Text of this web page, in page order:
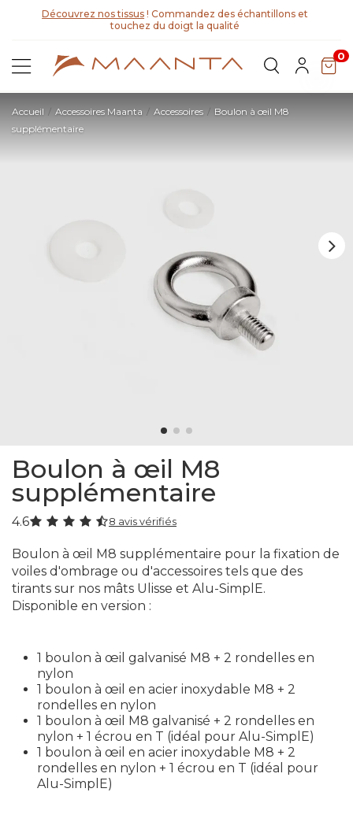
Découvrez nos tissus ! Commandez des échantillons et
touchez du doigt la qualité
0
Accueil Accessoires Maanta Accessoires
Boulon à œil M8
supplémentaire
Boulon à œil M8
supplémentaire
4.6 8 avis vérifiés
Boulon à œil M8 supplémentaire pour la fixation de
voiles d'ombrage ou d'accessoires tels que des
tirants sur nos mâts Ulisse et Alu-SimplE.
Disponible en version :
1 boulon à œil galvanisé M8 + 2 rondelles en
nylon
1 boulon à œil en acier inoxydable M8 + 2
rondelles en nylon
1 boulon à œil M8 galvanisé + 2 rondelles en
nylon + 1 écrou en T (idéal pour Alu-SimplE)
1 boulon à œil en acier inoxydable M8 + 2
rondelles en nylon + 1 écrou en T (idéal pour
Alu-SimplE)